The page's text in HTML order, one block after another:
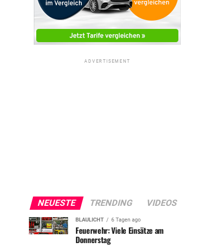
ADVERTISEMENT
NEUESTE TRENDING VIDEOS
BLAULICHT 6 Tagen ago
Feuerwehr: Viele Einsätze am
Donnerstag